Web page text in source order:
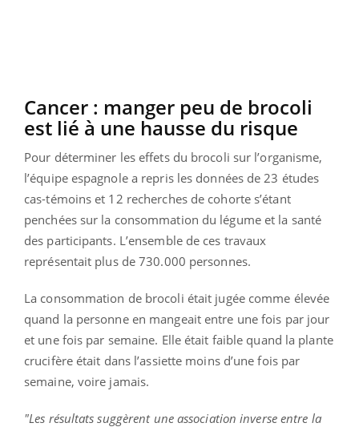
Cancer : manger peu de brocoli
est lié à une hausse du risque
Pour déterminer les effets du brocoli sur l’organisme,
l’équipe espagnole a repris les données de 23 études
cas-témoins et 12 recherches de cohorte s’étant
penchées sur la consommation du légume et la santé
des participants. L’ensemble de ces travaux
représentait plus de 730.000 personnes.
La consommation de brocoli était jugée comme élevée
quand la personne en mangeait entre une fois par jour
et une fois par semaine. Elle était faible quand la plante
crucifère était dans l’assiette moins d’une fois par
semaine, voire jamais.
"Les résultats suggèrent une association inverse entre la